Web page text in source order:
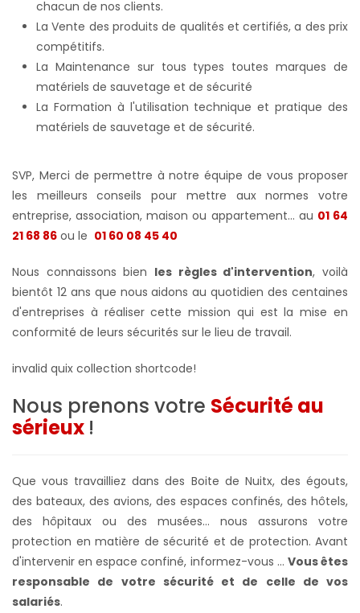
chacun de nos clients.
La Vente des produits de qualités et certifiés, a des prix
compétitifs.
La Maintenance sur tous types toutes marques de
matériels de sauvetage et de sécurité
La Formation à l'utilisation technique et pratique des
matériels de sauvetage et de sécurité.
SVP, Merci de permettre à notre équipe de vous proposer
les meilleurs conseils pour mettre aux normes votre
entreprise, association, maison ou appartement... au 01 64
21 68 86 ou le 01 60 08 45 40
Nous connaissons bien les règles d'intervention, voilà
bientôt 12 ans que nous aidons au quotidien des centaines
d'entreprises à réaliser cette mission qui est la mise en
conformité de leurs sécurités sur le lieu de travail.
invalid quix collection shortcode!
Nous prenons votre Sécurité au
sérieux !
Que vous travailliez dans des Boite de Nuitx, des égouts,
des bateaux, des avions, des espaces confinés, des hôtels,
des hôpitaux ou des musées... nous assurons votre
protection en matière de sécurité et de protection. Avant
d'intervenir en espace confiné, informez-vous ... Vous êtes
responsable de votre sécurité et de celle de vos
salariés.